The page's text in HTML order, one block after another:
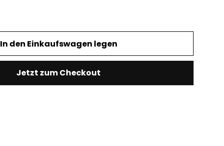
In den Einkaufswagen legen
Jetzt zum Checkout